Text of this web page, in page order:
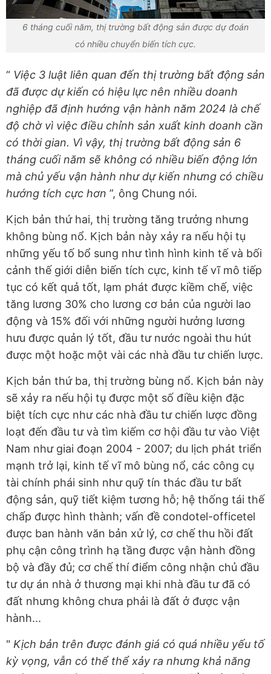
6 tháng cuối năm, thị trường bất động sản được dự đoán
có nhiều chuyển biến tích cực.
“ Việc 3 luật liên quan đến thị trường bất động sản
đã được dự kiến có hiệu lực nên nhiều doanh
nghiệp đã định hướng vận hành năm 2024 là chế
độ chờ vì việc điều chỉnh sản xuất kinh doanh cần
có thời gian. Vì vậy, thị trường bất động sản 6
tháng cuối năm sẽ không có nhiều biến động lớn
mà chủ yếu vận hành như dự kiến nhưng có chiều
hướng tích cực hơn ”, ông Chung nói.
Kịch bản thứ hai, thị trường tăng trưởng nhưng
không bùng nổ. Kịch bản này xảy ra nếu hội tụ
những yếu tố bổ sung như tình hình kinh tế và bối
cảnh thế giới diễn biến tích cực, kinh tế vĩ mô tiếp
tục có kết quả tốt, lạm phát được kiềm chế, việc
tăng lương 30% cho lương cơ bản của người lao
động và 15% đối với những người hưởng lương
hưu được quản lý tốt, đầu tư nước ngoài thu hút
được một hoặc một vài các nhà đầu tư chiến lược.
Kịch bản thứ ba, thị trường bùng nổ. Kịch bản này
sẽ xảy ra nếu hội tụ được một số điều kiện đặc
biệt tích cực như các nhà đầu tư chiến lược đồng
loạt đến đầu tư và tìm kiếm cơ hội đầu tư vào Việt
Nam như giai đoạn 2004 - 2007; du lịch phát triển
mạnh trở lại, kinh tế vĩ mô bùng nổ, các công cụ
tài chính phái sinh như quỹ tín thác đầu tư bất
động sản, quỹ tiết kiệm tương hỗ; hệ thống tái thế
chấp được hình thành; vấn đề condotel-officetel
được ban hành văn bản xử lý, cơ chế thu hồi đất
phụ cận công trình hạ tầng được vận hành đồng
bộ và đầy đủ; cơ chế thí điểm công nhận chủ đầu
tư dự án nhà ở thương mại khi nhà đầu tư đã có
đất nhưng không chưa phải là đất ở được vận
hành...
" Kịch bản trên được đánh giá có quá nhiều yếu tố
kỳ vọng, vẫn có thể thể xảy ra nhưng khả năng